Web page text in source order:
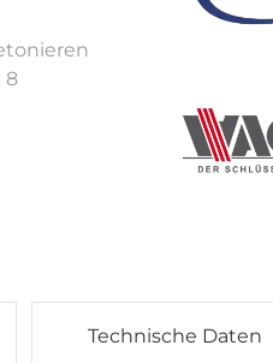
Technische Daten